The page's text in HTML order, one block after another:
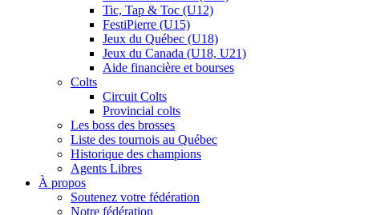
Tic, Tap & Toc (U12)
FestiPierre (U15)
Jeux du Québec (U18)
Jeux du Canada (U18, U21)
Aide financière et bourses
Colts
Circuit Colts
Provincial colts
Les boss des brosses
Liste des tournois au Québec
Historique des champions
Agents Libres
À propos
Soutenez votre fédération
Notre fédération